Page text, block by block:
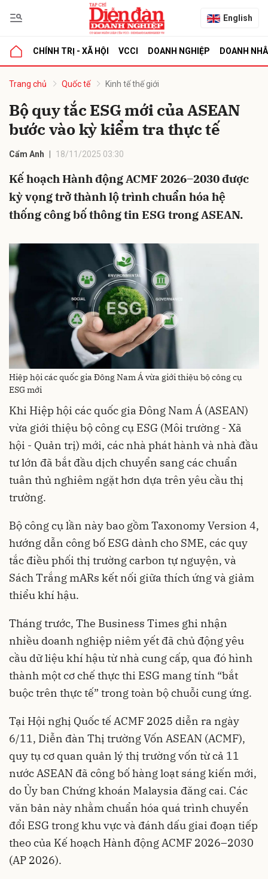
English
CHÍNH TRỊ - XÃ HỘI VCCI DOANH NGHIỆP DOANH
Trang chủ Quốc tế Kinh tế thế giới
Bộ quy tắc ESG mới của ASEAN
bước vào kỳ kiểm tra thực tế
Cẩm Anh 18/11/2025 03:30
Kế hoạch Hành động ACMF 2026–2030 được
kỳ vọng trở thành lộ trình chuẩn hóa hệ
thống công bố thông tin ESG trong ASEAN.
Hiệp hội các quốc gia Đông Nam Á vừa giới thiệu bộ công cụ
ESG mới
Khi Hiệp hội các quốc gia Đông Nam Á (ASEAN)
vừa giới thiệu bộ công cụ ESG (Môi trường - Xã
hội - Quản trị) mới, các nhà phát hành và nhà đầu
tư lớn đã bắt đầu dịch chuyển sang các chuẩn
tuân thủ nghiêm ngặt hơn dựa trên yêu cầu thị
trường.
Bộ công cụ lần này bao gồm Taxonomy Version 4,
hướng dẫn công bố ESG dành cho SME, các quy
tắc điều phối thị trường carbon tự nguyện, và
Sách Trắng mARs kết nối giữa thích ứng và giảm
thiểu khí hậu.
Tháng trước, The Business Times ghi nhận
nhiều doanh nghiệp niêm yết đã chủ động yêu
cầu dữ liệu khí hậu từ nhà cung cấp, qua đó hình
thành một cơ chế thực thi ESG mang tính “bắt
buộc trên thực tế” trong toàn bộ chuỗi cung ứng.
Tại Hội nghị Quốc tế ACMF 2025 diễn ra ngày
6/11, Diễn đàn Thị trường Vốn ASEAN (ACMF),
quy tụ cơ quan quản lý thị trường vốn từ cả 11
nước ASEAN đã công bố hàng loạt sáng kiến mới,
do Ủy ban Chứng khoán Malaysia đăng cai. Các
văn bản này nhằm chuẩn hóa quá trình chuyển
đổi ESG trong khu vực và đánh dấu giai đoạn tiếp
theo của Kế hoạch Hành động ACMF 2026–2030
(AP 2026).
luận
Hủy